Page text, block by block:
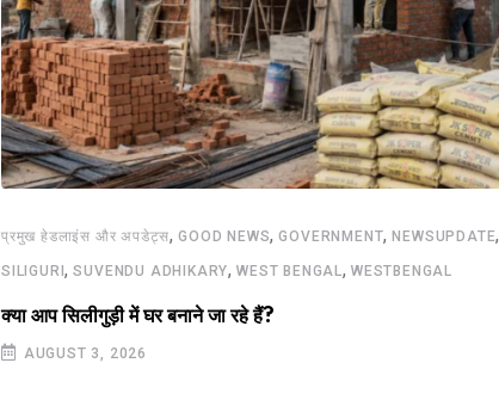
प्रमुख हेडलाइंस और अपडेट्स,GOOD NEWS,GOVERNMENT,NEWSUPDATE,
SILIGURI,SUVENDU ADHIKARY,WEST BENGAL,WESTBENGAL
क्या आप सिलीगुड़ी में घर बनाने जा रहे हैं?
AUGUST 3, 2026